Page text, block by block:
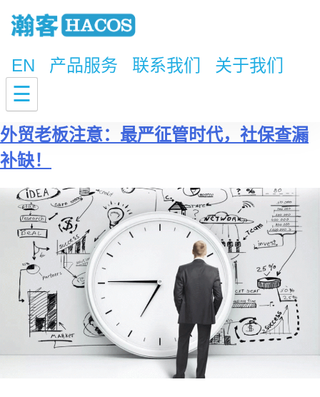
EN 产品服务 联系我们 关于我们
☰
标签：
外贸老板注意：最严征管时代，社保查漏
补缺！